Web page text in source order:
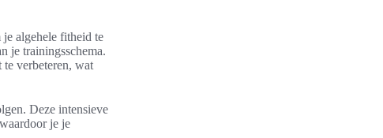
algehele fitheid te
je trainingsschema.
verbeteren, wat
Deze intensieve
je je